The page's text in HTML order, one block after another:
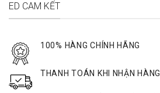
ED CAM KẾT
100% HÀNG CHÍNH HÃNG
THANH TOÁN KHI NHẬN HÀNG